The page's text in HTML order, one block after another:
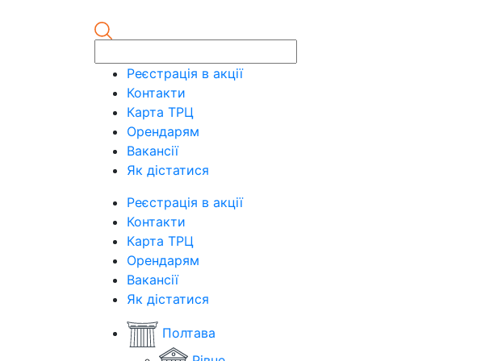
Реєстрація в акції
Контакти
Карта ТРЦ
Орендарям
Вакансії
Як дістатися
Реєстрація в акції
Контакти
Карта ТРЦ
Орендарям
Вакансії
Як дістатися
Полтава